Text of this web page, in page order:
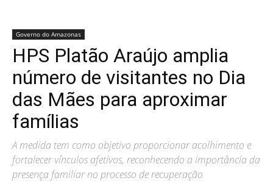
Governo do Amazonas
HPS Platão Araújo amplia
número de visitantes no Dia
das Mães para aproximar
famílias
A medida tem como objetivo proporcionar acolhimento e
fortalecer vínculos afetivos, reconhecendo a importância da
presença familiar no processo de recuperação